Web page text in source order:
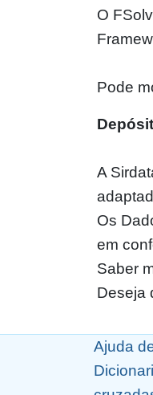
O
Pode
A
Os
em
Saber
Deseja
Ajuda